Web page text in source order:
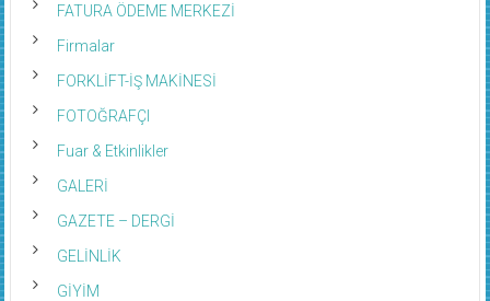
FATURA ÖDEME MERKEZİ
Firmalar
FORKLİFT-İŞ MAKİNESİ
FOTOĞRAFÇI
Fuar & Etkinlikler
GALERİ
GAZETE – DERGİ
GELİNLİK
GİYİM